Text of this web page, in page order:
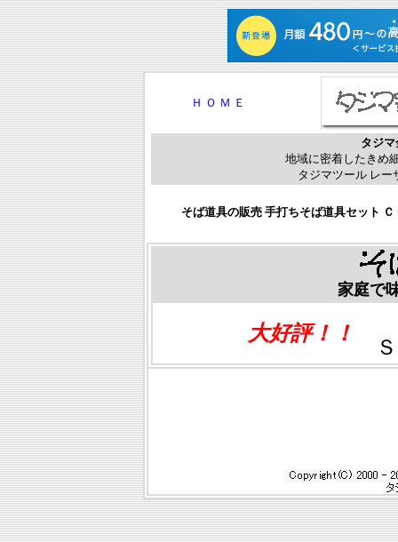
Ｈ Ｏ Ｍ Ｅ
タジ
地域に密着したきめ
タジマツール レー
そば道具の販売 手打ちそば道具セット
家庭で
大好評！！